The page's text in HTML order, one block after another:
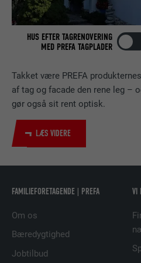
Takket være PREFA
af tag og facade den rene leg –
gør også sit rent optisk.
LÆS VIDERE
HUS EFTER TAGRENOVERING
MED PREFA TAGPLADER
FAMILIEFORETAGENDE | PREFA
Om os
Bæredygtighed
Jobtilbud
VI
tjenester.
NAVN bscookie
UDBYDER LinkedIn
FORLØB 2 år
NAVN
UDBYDER